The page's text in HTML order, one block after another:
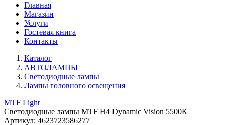
Главная
Магазин
Услуги
Гостевая книга
Контакты
Каталог
АВТОЛАМПЫ
Светодиодные лампы
Лампы головного освещения
MTF Light
Светодиодные лампы MTF H4 Dynamic Vision 5500К
Артикул: 4623723586277